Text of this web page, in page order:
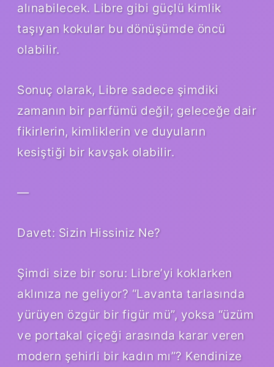
alınabilecek. Libre gibi güçlü kimlik
taşıyan kokular bu dönüşümde öncü
olabilir.
Sonuç olarak, Libre sadece şimdiki
zamanın bir parfümü değil; geleceğe dair
fikirlerin, kimliklerin ve duyuların
kesiştiği bir kavşak olabilir.
—
Davet: Sizin Hissiniz Ne?
Şimdi size bir soru: Libre’yi koklarken
aklınıza ne geliyor? “Lavanta tarlasında
yürüyen özgür bir figür mü”, yoksa “üzüm
ve portakal çiçeği arasında karar veren
modern şehirli bir kadın mı”? Kendinize